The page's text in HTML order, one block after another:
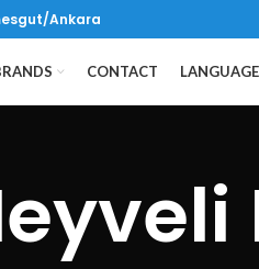
Ankara
CONTACT